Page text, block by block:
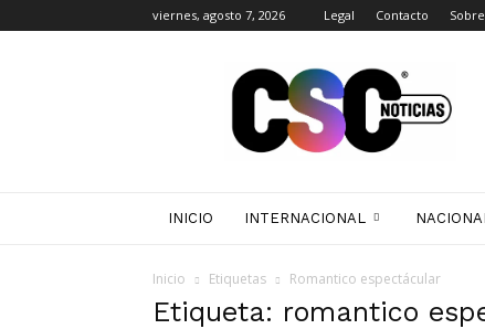
viernes, agosto 7, 2026 Legal Contacto
Noticias
INICIO INTERNACIONAL
Inicio Etiquetas Romantico espectácular
Etiqueta: romantico